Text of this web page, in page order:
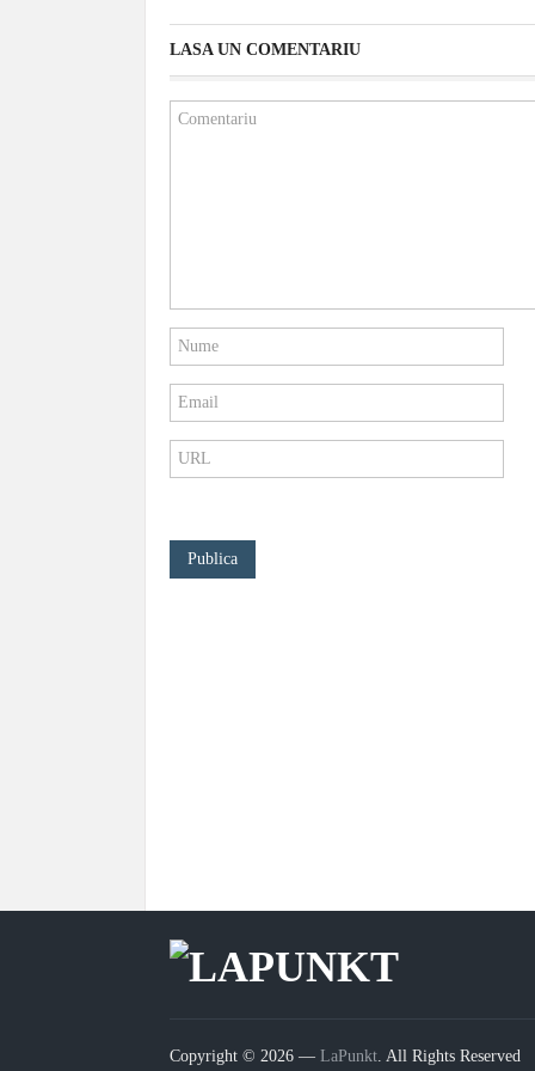
LASA UN COMENTARIU
Copyright © 2026 — LaPunkt . All Rights Reserved